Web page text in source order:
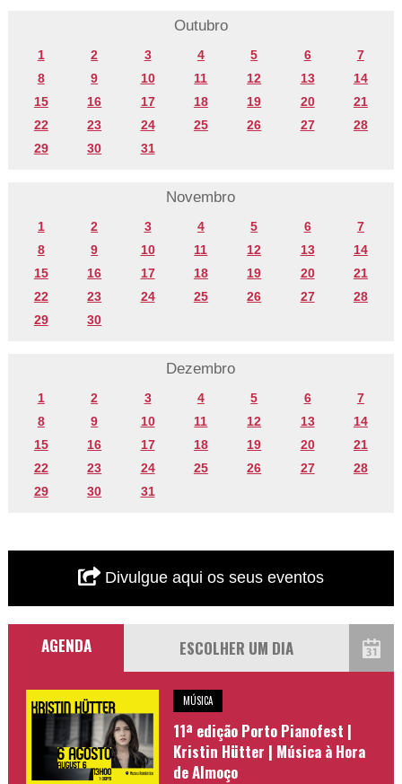
Outubro
1 2 3 4 5 6
7
8
9 10 11 12 13
14
15
16 17 18 19 20
21
22
23 24 25 26 27
28
29
30 31
Novembro
1 2 3 4 5 6
7
8
9 10 11 12 13
14
15
16 17 18 19 20
21
22
23 24 25 26 27
28
29
30
Dezembro
1 2 3 4 5 6
7
8
9 10 11 12 13
14
15
16 17 18 19 20
21
22
23 24 25 26 27
28
29
30 31
Divulgue aqui os seus eventos
AGENDA
MÚSICA
11ª edição Porto Pianofest |
Kristin Hütter | Música à Hora
de Almoço